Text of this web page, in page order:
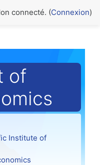
connecté. (Connexion)
of
Institute of